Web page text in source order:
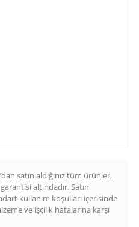
satın aldığınız tüm ürünler,
altındadır. Satın
kullanım koşulları içerisinde
ve işçilik hatalarına karşı